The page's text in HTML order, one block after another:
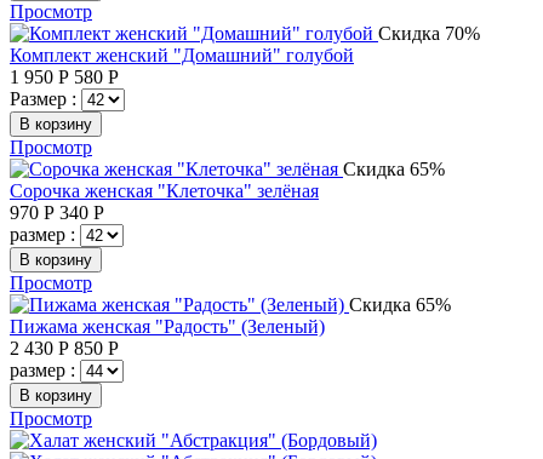
Просмотр
Скидка 70%
Комплект женский "Домашний" голубой
1 950 Р 580 Р
Размер :
В корзину
Просмотр
Скидка 65%
Сорочка женская "Клеточка" зелёная
970 Р 340 Р
размер :
В корзину
Просмотр
Скидка 65%
Пижама женская "Радость" (Зеленый)
2 430 Р 850 Р
размер :
В корзину
Просмотр